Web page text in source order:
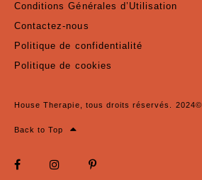
Conditions Générales d’Utilisation
Contactez-nous
Politique de confidentialité
Politique de cookies
House Therapie, tous droits réservés. 2024©
Back to Top